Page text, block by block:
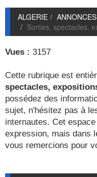
ALGERIE
ANNONCES
Sorties, spectacles,
Vues : 3157
Cette rubrique est
spectacles,
possédez des
sujet, n'hésitez pas à
internautes. Cet
expression, mais dans
vous remercions pour